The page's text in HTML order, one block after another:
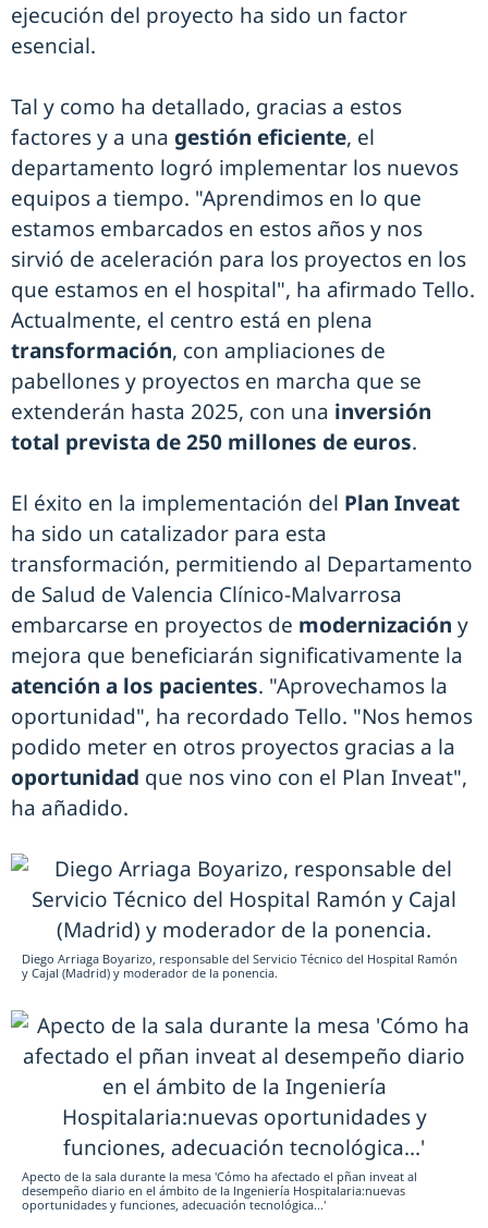
ejecución del proyecto ha sido un factor
esencial.
Tal y como ha detallado, gracias a estos
factores y a una gestión eficiente, el
departamento logró implementar los nuevos
equipos a tiempo. "Aprendimos en lo que
estamos embarcados en estos años y nos
sirvió de aceleración para los proyectos en los
que estamos en el hospital", ha afirmado Tello.
Actualmente, el centro está en plena
transformación, con ampliaciones de
pabellones y proyectos en marcha que se
extenderán hasta 2025, con una inversión
total prevista de 250 millones de euros.
El éxito en la implementación del Plan Inveat
ha sido un catalizador para esta
transformación, permitiendo al Departamento
de Salud de Valencia Clínico-Malvarrosa
embarcarse en proyectos de modernización y
mejora que beneficiarán significativamente la
atención a los pacientes. "Aprovechamos la
oportunidad", ha recordado Tello. "Nos hemos
podido meter en otros proyectos gracias a la
oportunidad que nos vino con el Plan Inveat",
ha añadido.
Diego Arriaga Boyarizo, responsable del Servicio Técnico del Hospital Ramón
y Cajal (Madrid) y moderador de la ponencia.
Apecto de la sala durante la mesa 'Cómo ha afectado el pñan inveat al
desempeño diario en el ámbito de la Ingeniería Hospitalaria:nuevas
oportunidades y funciones, adecuación tecnológica...'